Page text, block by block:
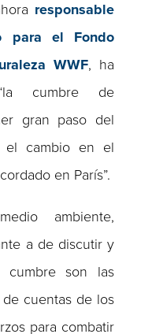
responsable
para el Fondo
WWF, ha
cumbre de
gran paso del
el cambio en el
en París”.
ambiente,
a de discutir y
cumbre son las
cuentas de los
para combatir